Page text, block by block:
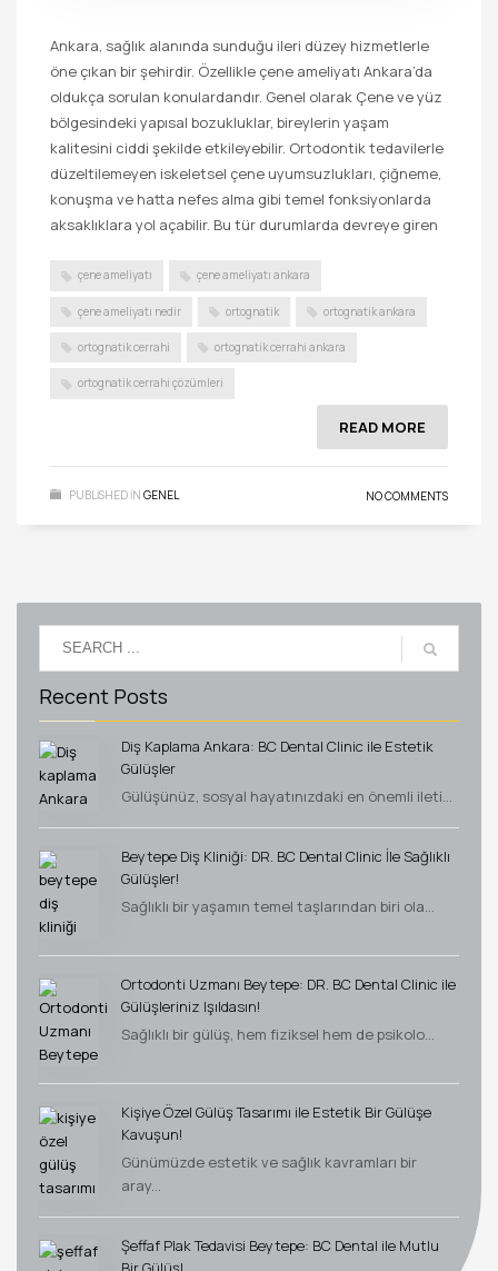
Ankara, sağlık alanında sunduğu ileri düzey hizmetlerle
öne çıkan bir şehirdir. Özellikle çene ameliyatı Ankara’da
oldukça sorulan konulardandır. Genel olarak Çene ve yüz
bölgesindeki yapısal bozukluklar, bireylerin yaşam
kalitesini ciddi şekilde etkileyebilir. Ortodontik tedavilerle
düzeltilemeyen iskeletsel çene uyumsuzlukları, çiğneme,
konuşma ve hatta nefes alma gibi temel fonksiyonlarda
aksaklıklara yol açabilir. Bu tür durumlarda devreye giren
çene ameliyatı çene ameliyatı ankara
çene ameliyatı nedir ortognatik ortognatik ankara
ortognatik cerrahi ortognatik cerrahi ankara
ortognatik cerrahi çözümleri
READ MORE
PUBLISHED IN GENEL NO COMMENTS
Recent Posts
Diş Kaplama Ankara: BC Dental Clinic ile Estetik
Gülüşler
Gülüşünüz, sosyal hayatınızdaki en önemli ileti...
Beytepe Diş Kliniği: DR. BC Dental Clinic İle Sağlıklı
Gülüşler!
Sağlıklı bir yaşamın temel taşlarından biri ola...
Ortodonti Uzmanı Beytepe: DR. BC Dental Clinic ile
Gülüşleriniz Işıldasın!
Sağlıklı bir gülüş, hem fiziksel hem de psikolo...
Kişiye Özel Gülüş Tasarımı ile Estetik Bir Gülüşe
Kavuşun!
Günümüzde estetik ve sağlık kavramları bir
aray...
Şeffaf Plak Tedavisi Beytepe: BC Dental ile Mutlu